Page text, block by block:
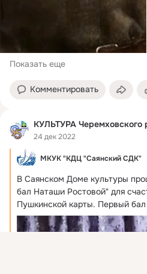
Показать еще
Комментировать
КУЛЬТУРА Черемховского
24 дек 2022
МКУК "КДЦ "Саянский СДК"
В Саянском Доме культуры
бал Наташи Ростовой" для
Пушкинской карты. Первый